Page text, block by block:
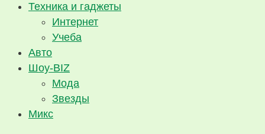
Техника и гаджеты
Интернет
Учеба
Авто
Шоу-BIZ
Мода
Звезды
Микс